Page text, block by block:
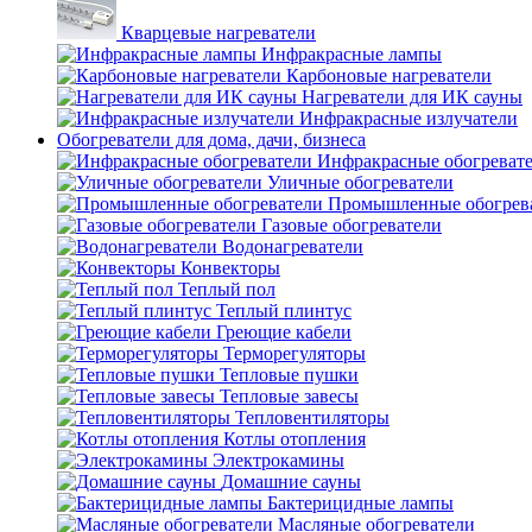
Кварцевые нагреватели
Инфракрасные лампы
Карбоновые нагреватели
Нагреватели для ИК сауны
Инфракрасные излучатели
Обогреватели для дома, дачи, бизнеса
Инфракрасные
Уличные обогреватели
Промышленные
Газовые обогреватели
Водонагреватели
Конвекторы
Теплый пол
Теплый плинтус
Греющие кабели
Терморегуляторы
Тепловые пушки
Тепловые завесы
Тепловентиляторы
Котлы отопления
Электрокамины
Домашние сауны
Бактерицидные лампы
Масляные обогреватели